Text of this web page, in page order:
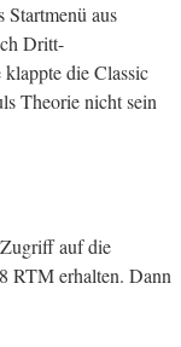
Startmenü aus
Dritt-
die Classic
Theorie nicht sein
auf die
RTM erhalten. Dann